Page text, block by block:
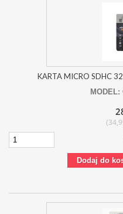
KARTA MICRO SDHC
MODEL:
Dodaj do